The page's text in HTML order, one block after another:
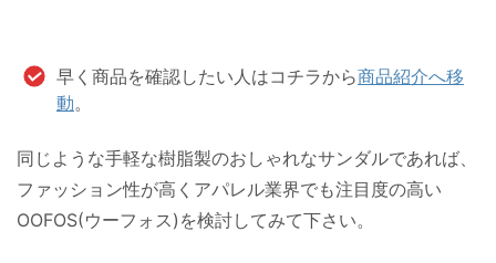
早く商品を確認したい人はコチラから商品紹介へ移
動。
同じような手軽な樹脂製のおしゃれなサンダルであれば、
ファッション性が高くアパレル業界でも注目度の高い
OOFOS(ウーフォス)を検討してみて下さい。